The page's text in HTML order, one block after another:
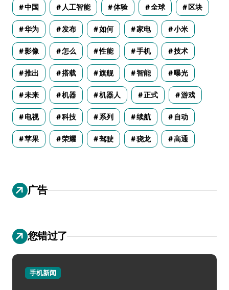
中国 人工智能 体验 全球 区块
华为 发布 如何 家电 小米
影像 怎么 性能 手机 技术
推出 搭载 旗舰 智能 曝光
未来 机器 机器人 正式 游戏
电视 科技 系列 续航 自动
苹果 荣耀 驾驶 骁龙 高通
广告
您错过了
手机新闻